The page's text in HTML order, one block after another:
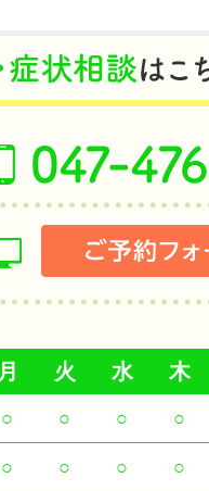
月 火 水 木
○ ○ ○ ○
○ ○ ○ ○